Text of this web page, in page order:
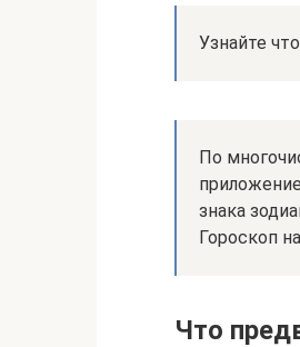
Узнайте
По
знака
Гороскоп
Что